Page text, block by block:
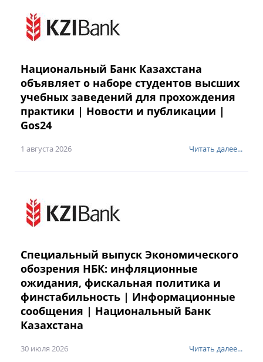
Национальный Банк Казахстана
объявляет о наборе студентов высших
учебных заведений для прохождения
практики | Новости и публикации |
Gos24
1 августа 2026 Читать далее...
Специальный выпуск Экономического
обозрения НБК: инфляционные
ожидания, фискальная политика и
финстабильность | Информационные
сообщения | Национальный Банк
Казахстана
30 июля 2026 Читать далее...